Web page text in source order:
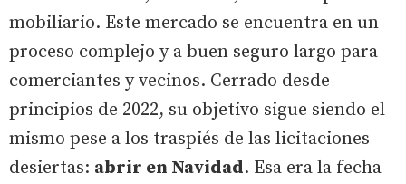
mobiliario. Este mercado se encuentra en un
proceso complejo y a buen seguro largo para
comerciantes y vecinos. Cerrado desde
principios de 2022, su objetivo sigue siendo el
mismo pese a los traspiés de las licitaciones
desiertas: abrir en Navidad. Esa era la fecha